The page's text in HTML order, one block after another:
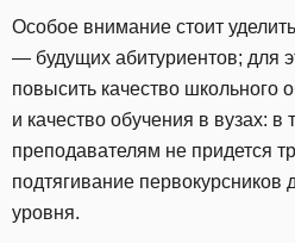
Особое внимание стоит
— будущих абитуриентов; для
повысить качество школьного
и качество обучения в вузах: в
преподавателям не придется
подтягивание первокурсников
уровня.